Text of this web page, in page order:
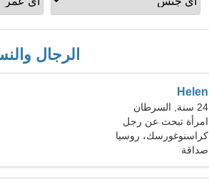
الرجال
Helen
24 سنة, السرطان
امرأة تبحث عن رجل
كراسنوغورسك، روسيا
صداقة